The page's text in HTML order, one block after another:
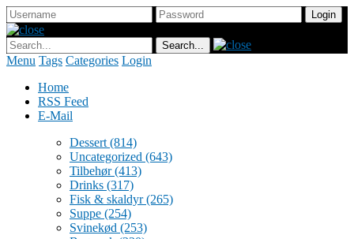
Menu Tags Categories Login
Home
RSS Feed
E-Mail
Dessert (814)
Uncategorized (643)
Tilbehør(413)
Drinks (317)
Fisk & skaldyr(265)
Suppe (254)
Svinekød (253)